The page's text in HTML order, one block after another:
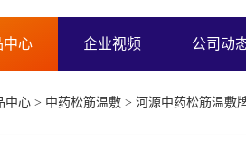
中心 企业视频 公司动
中心 > 中药松筋温敷 > 河源中药松筋温敷